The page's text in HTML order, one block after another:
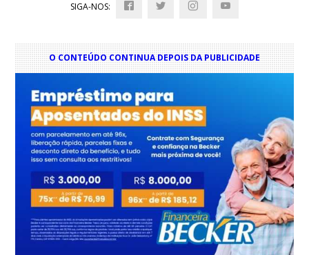
SIGA-NOS:
O CONTEÚDO CONTINUA DEPOIS DA PUBLICIDADE